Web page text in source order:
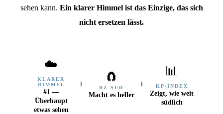
sehen kann. Ein klarer Himmel ist das Einzige, das sich
nicht ersetzen lässt.
☁️
KLARER
HIMMEL
#1 —
Überhaupt
etwas sehen
+ 🧲
BZ SÜD
Macht es heller
+
📊
KP-INDEX
Zeigt, wie weit
südlich